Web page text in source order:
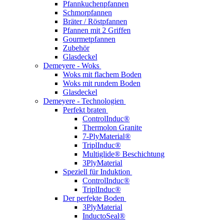
Pfannkuchenpfannen
Schmorpfannen
Bräter / Röstpfannen
Pfannen mit 2 Griffen
Gourmetpfannen
Zubehör
Glasdeckel
Demeyere - Woks
Woks mit flachem Boden
Woks mit rundem Boden
Glasdeckel
Demeyere - Technologien
Perfekt braten
ControlInduc®
Thermolon Granite
7-PlyMaterial®
TriplInduc®
Multiglide® Beschichtung
3PlyMaterial
Speziell für Induktion
ControlInduc®
TriplInduc®
Der perfekte Boden
3PlyMaterial
InductoSeal®